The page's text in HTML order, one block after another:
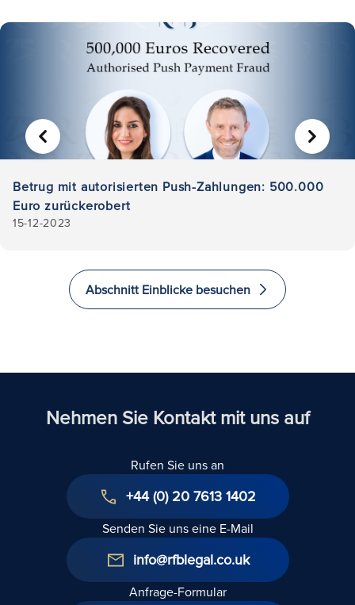
Betrug mit autorisierten Push-Zahlungen: 500.000
Euro zurückerobert
15-12-2023
VORHERIGE WEITER
Abschnitt Einblicke besuchen
Nehmen Sie Kontakt mit uns auf
Rufen Sie uns an
+44 (0) 20 7613 1402
Senden Sie uns eine E-Mail
info@rfblegal.co.uk
Anfrage-Formular